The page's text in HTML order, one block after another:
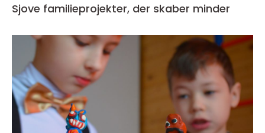
Sjove familieprojekter, der skaber minder